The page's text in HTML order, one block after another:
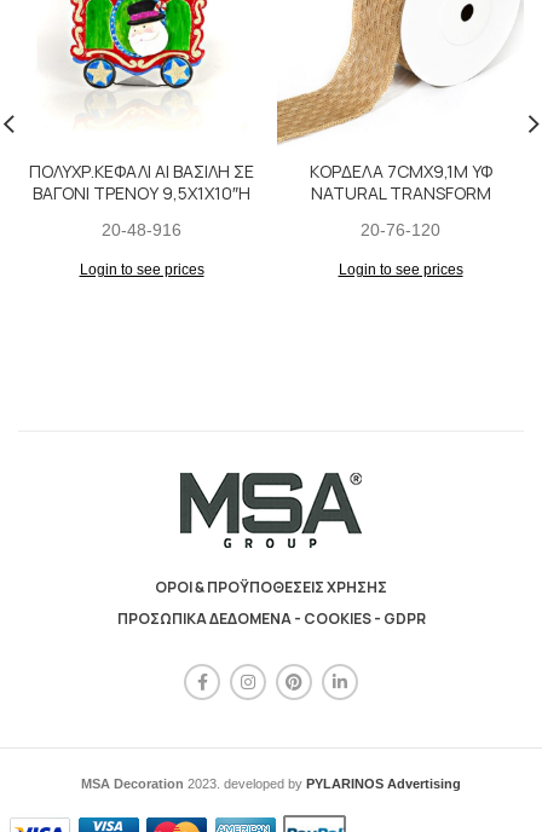
ΠΟΛΥΧΡ.ΚΕΦΑΛΙ ΑΙ ΒΑΣΙΛΗ ΣΕ
ΒΑΓΟΝΙ ΤΡΕΝΟΥ 9,5X1X10″H
20-48-916
Login to see prices
ΚΟΡΔΕΛΑ 7CMX9,1M ΥΦ
NATURAL TRANSFORM
20-76-120
Login to see prices
ΟΡΟΙ & ΠΡΟΫΠΟΘΕΣΕΙΣ ΧΡΗΣΗΣ
ΠΡΟΣΩΠΙΚΑ ΔΕΔΟΜΕΝΑ - COOKIES - GDPR
MSA Decoration 2023. developed by PYLARINOS Advertising